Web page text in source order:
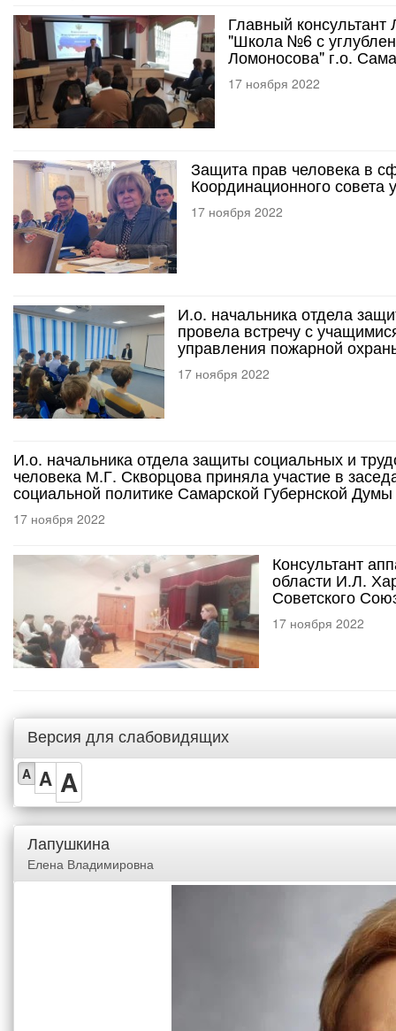
Главный
"Школа №6 с
Ломоносова" г.о.
17 ноября 2022
Защита прав человека в
Координационного
17 ноября 2022
И.о. начальника отдела
провела встречу с
управления пожарной
17 ноября 2022
И.о. начальника отдела защиты социальных и
человека М.Г. Скворцова приняла участие в
социальной политике Самарской Губернской Думы
17 ноября 2022
Консультант
области И.Л.
Советского
17 ноября 2022
Версия для слабовидящих
A A A
Лапушкина
Елена Владимировна